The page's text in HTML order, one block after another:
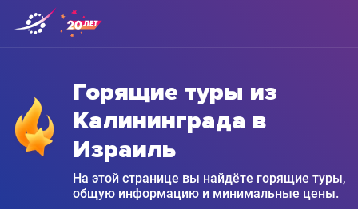
Горящие туры из
Калининграда в
Израиль
На этой странице вы найдёте горящие туры,
общую информацию и минимальные цены.